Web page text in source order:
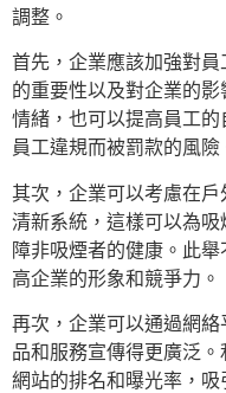
調整。
首先，企業應該加強對
的重要性以及對企業的
情緒，也可以提高員工
員工違規而被罰款的風險
其次，企業可以考慮在
清新系統，這樣可以為
障非吸煙者的健康。此
高企業的形象和競爭力。
再次，企業可以通過網
品和服務宣傳得更廣泛
網站的排名和曝光率，吸